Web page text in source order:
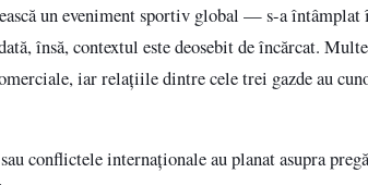
un eveniment sportiv global — s-a
însă, contextul este deosebit de încărcat.
iar relațiile dintre cele trei gazde au
conflictele internaționale au planat asupra